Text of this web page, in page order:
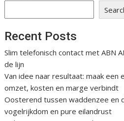
Recent Posts
Slim telefonisch contact met ABN
de lijn
Van idee naar resultaat: maak
omzet, kosten en marge verbindt
Oosterend tussen waddenzee en
vogelrijkdom en pure eilandrust